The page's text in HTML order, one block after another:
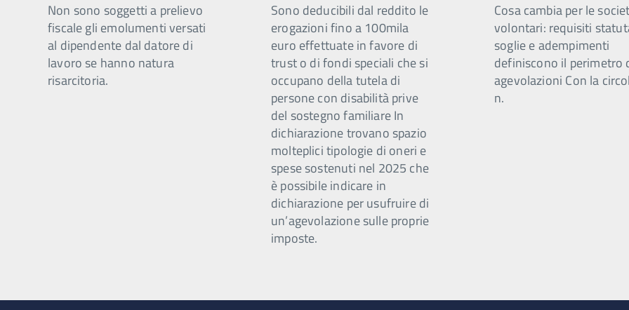
Non sono soggetti a prelievo
fiscale gli emolumenti versati
al dipendente dal datore di
lavoro se hanno natura
risarcitoria.
Sono deducibili dal reddito le
erogazioni fino a 100mila
euro effettuate in favore di
trust o di fondi speciali che si
occupano della tutela di
persone con disabilità prive
del sostegno familiare In
dichiarazione trovano spazio
molteplici tipologie di oneri e
spese sostenuti nel 2025 che
è possibile indicare in
dichiarazione per usufruire di
un’agevolazione sulle proprie
imposte.
Cosa cambia per le
volontari: requisiti
soglie e adempimenti
definiscono il perimetro
agevolazioni Con la
n.